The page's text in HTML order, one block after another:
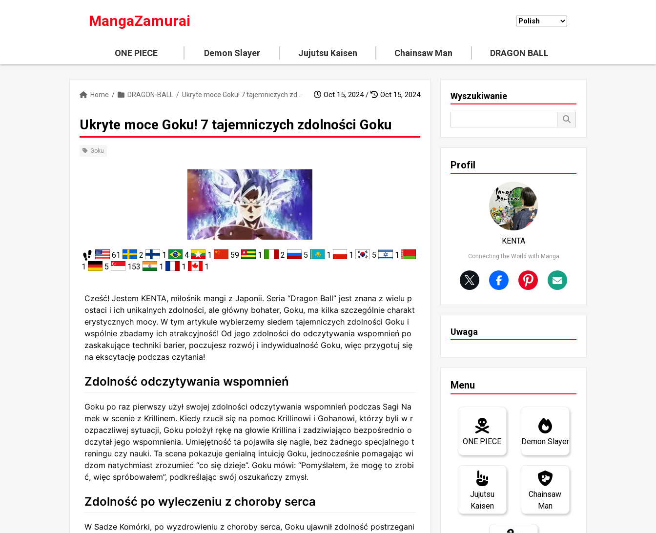
MangaZamurai
ONE PIECE Demon Slayer Jujutsu Kaisen Chainsaw Man DRAGON BALL
Home / DRAGON-BALL / Oct 15, 2024 / Oct 15, 2024
Ukryte moce Goku! 7 tajemniczych zdolności Goku
Goku
61 2 1 4 1 59 1 2 5 1 1 5
1
1
5 153 1 1 1
Cześć! Jestem KENTA, miłośnik mangi z Japonii. Seria “Dragon Ball” jest znana z wielu p
ostaci i ich unikalnych zdolności, ale główny bohater, Goku, ma kilka szczególnie charakt
erystycznych mocy. W tym artykule wybierzemy siedem tajemniczych zdolności Goku i
wspólnie zbadamy ich atrakcyjność! Od jego zdolności do odczytywania wspomnień po
zaskakujące techniki barier, poczujesz rozwój i indywidualność Goku, więc przygotuj się
na ekscytację podczas czytania!
Zdolność odczytywania wspomnień
Goku po raz pierwszy użył swojej zdolności odczytywania wspomnień podczas Sagi Na
mek w scenie z Krillinem. Kiedy rzucił się na pomoc Krillinowi i Gohanowi, którzy byli w r
ozpaczliwej sytuacji, Goku położył rękę na głowie Krillina i zadziwiająco bezpośrednio o
dczytał jego wspomnienia. Umiejętność ta pojawiła się nagle, bez żadnego specjalnego t
reningu czy nauki. Ta scena pokazuje genialną intuicję Goku, jednocześnie pomagając wi
dzom natychmiast zrozumieć “co się dzieje”. Goku mówi: “Pomyślałem, że mogę to zrobi
ć, więc spróbowałem”, podkreślając swój oszukańczy zmysł.
Zdolność po wyleczeniu z choroby serca
W Sadze Komórki, po wyzdrowieniu z choroby serca, Goku ujawnił zdolność postrzegani
Wyszukiwanie
Profil
KENTA
Connecting the World with Manga
Uwaga
Menu
ONE PIECE Demon Slayer
Jujutsu
Kaisen
Chainsaw
Man